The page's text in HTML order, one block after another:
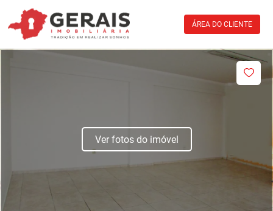
ÁREA DO CLIENTE
Ver fotos do imóvel